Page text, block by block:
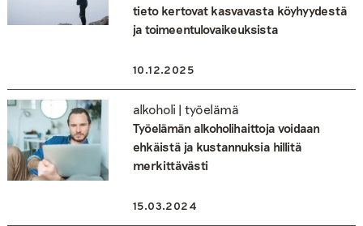
tieto kertovat kasvavasta köyhyydestä
ja toimeentulovaikeuksista
10.12.2025
alkoholi | työelämä
Työelämän alkoholihaittoja voidaan
ehkäistä ja kustannuksia hillitä
merkittävästi
15.03.2024